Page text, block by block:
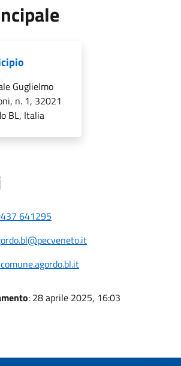
Guglielmo
n. 1, 32021
BL, Italia
641295
: 28 aprile 2025, 16:03